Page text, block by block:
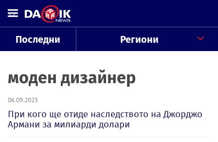
Последни Региони
моден дизайнер
06.09.2025
При кого ще отиде наследството на Джорджо
Армани за милиарди долари